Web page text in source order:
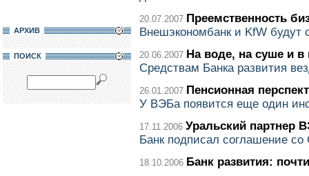
АРХИВ
ПОИСК
20.07.2007 Преемственность
Внешэкономбанк и KfW будут
20.06.2007 На воде, на суше и в
Средствам Банка развития
26.01.2007 Пенсионная
У ВЭБа появится еще один
17.11.2006 Уральский партнер
Банк подписал соглашение
18.10.2006 Банк развития: